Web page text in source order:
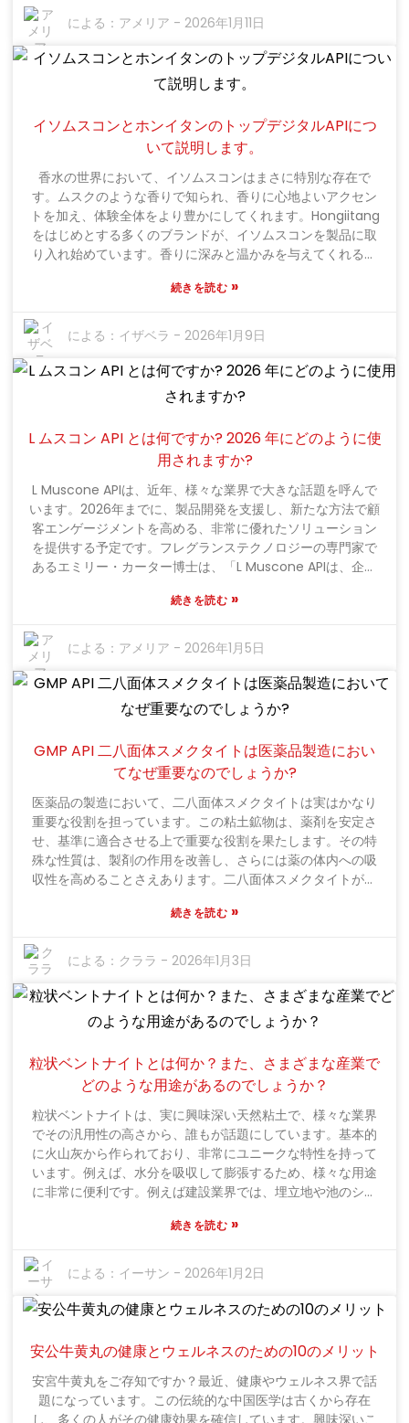
業は、状況を一変させる可能性のある革新的なアイデアを研
究しています。最近の研究では、迅速な対応が大きな違いを
生み、脳卒中による長期的な障害を軽減するのに役立つこと
が示されています。しかし、問題は、こうした進歩にもかか
わらず、多くの人が自分に何ができるのかをまだよく知らな
いということです。そして、正直に言って、これらの脳卒中
治療薬の効果は人によって大きく異なります。ある治療法
は、ある人には完璧にフィットする一方で、別の人にはそれ
ほど効果がない場合があります。これは、個別化医療という
概念そのもの、そして個人に合わせた治療のカスタマイズが
いかに重要であるかを改めて考えさせられます。つまり、脳
卒中治療でより良い結果を得るためには、意識を高め、継続
的な研究に着手することが不可欠だということです。
による： アメリア - 2026年1月11日
イソムスコンとホンイタンのトップデジタルAPIにつ
いて説明します。
香水の世界において、イソムスコンはまさに特別な存在で
す。ムスクのような香りで知られ、香りに心地よいアクセン
トを加え、体験全体をより豊かにしてくれます。Hongiitang
をはじめとする多くのブランドが、イソムスコンを製品に取
り入れ始めています。香りに深みと温かみを与えてくれるの
にしてくれるのです。今日では、Hongiitangのような企業に
用することで、イソムスコンを様々なアプリケーションに簡
単に組み込むことができます。これらのAPIにより、香料メー
カーはすぐにデータにアクセスでき、製品の改善に役立ちま
す。しかし、正直なところ、こうしたテクノロジーを扱うの
は時に難しいこともあります。こうしたデジタルツールを、
古き良き伝統的な方法とどのように組み合わせるかを考える
ことが重要です。確かに大きな可能性を秘めていますが、API
の仕組みをしっかりと理解する必要があります。必ずしも分
かりやすいとは限りません。多くの香りのクリエイターは、
こうした微妙なディテールを見落としがちです。今日の競争
の激しい市場では、些細なことさえもが重要になります。新
しい技術と伝統的な手法を組み合わせることがイノベーショ
ンの鍵となるかもしれませんが、そのバランスを見つけるこ
立つためには、ある程度は必要なのです。
続きを読む »
による： イザベラ - 2026年1月9日
L ムスコン API とは何ですか? 2026 年にどのように使
用されますか?
L Muscone APIは、近年、様々な業界で大きな話題を呼んで
います。2026年までに、製品開発を支援し、新たな方法で顧
客エンゲージメントを高める、非常に優れたソリューション
を提供する予定です。フレグランステクノロジーの専門家で
あるエミリー・カーター博士は、「L Muscone APIは、企業
す」と述べています。企業がデジタルプラットフォームに香
ィングなAPIです。例えば、Scent Solutionsは、APIの導入
後、顧客満足度が大幅に向上したと実感しています。しか
し、ここで問題となるのは、APIを最大限に活用する方法を見
つけることです。適切な実装をするのは必ずしも簡単ではあ
りません。その可能性は確かにありますが、正直なところ、
すべての試行錯誤が完璧に終わるわけではありません。ブラ
ンドによっては、香りのブレンドを完璧に行うことが難しい
場合があります。そのため、L Muscone APIを使用する際に
は、企業がアプローチを慎重に検討することが非常に重要で
す。ある程度の試行錯誤は当然のことです。
続きを読む »
による： アメリア - 2026年1月5日
GMP API 二八面体スメクタイトは医薬品製造におい
てなぜ重要なのでしょうか?
医薬品の製造において、二八面体スメクタイトは実はかなり
重要な役割を担っています。この粘土鉱物は、薬剤を安定さ
せ、基準に適合させる上で重要な役割を果たします。その特
殊な性質は、製剤の作用を改善し、さらには薬の体内への吸
収性を高めることさえあります。二八面体スメクタイトが非
れは、薬剤が時間の経過とともにどのように放出されるかを
を正しく行えば、患者にとってより良い結果が得られる可能
性があります。ただし、この粘土のすべてのサプライヤーが
医薬品としての使用に必要な厳格な品質基準を満たしている
わけではないという点が問題です。ImerysやAshapuraなど
の企業は、基本的にゴールドスタンダードであるGMPグレー
ドの二八面体スメクタイトを供給しています。それでも、サ
プライヤーを慎重に選ぶことが非常に重要です。なぜなら、
手抜きをするサプライヤーがいて、それが薬の有効性を危険
にさらす可能性があるからです。安全性と有効性は譲れない
製薬業界にとって、信頼できる供給元からこれらの材料を調
達することは必須です。結局のところ、患者の安全はそれに
かかっているのですから。
続きを読む »
による： クララ - 2026年1月3日
粒状ベントナイトとは何か？また、さまざまな産業で
どのような用途があるのでしょうか？
粒状ベントナイトは、実に興味深い天然粘土で、様々な業界
でその汎用性の高さから、誰もが話題にしています。基本的
に火山灰から作られており、非常にユニークな特性を持って
います。例えば、水分を吸収して膨張するため、様々な用途
に非常に便利です。例えば建設業界では、埋立地や池のシー
を防ぐのに役立ち、非常に便利です。しかし、それだけでは
を改善し、土地の保水性を高め、作物の生育を促し、土壌全
体の健全性を高めます。ここで覚えておいていただきたいこ
とがあります。粒状ベントナイトは素晴らしく便利な粘土で
品質にばらつきがあり、結果に影響を及ぼす可能性がありま
す。そのため、厳選して信頼できる場所から調達することが
重要です。これを正しく行うことで、どのようなプロジェク
トに取り組んでいる場合でも、最大限の成果を得ることがで
続きを読む »
による： イーサン - 2026年1月2日
安公牛黄丸の健康とウェルネスのための10のメリット
安宮牛黄丸をご存知ですか？最近、健康やウェルネス界で話
題になっています。この伝統的な中国医学は古くから存在
し、多くの人がその健康効果を確信しています。興味深いこ